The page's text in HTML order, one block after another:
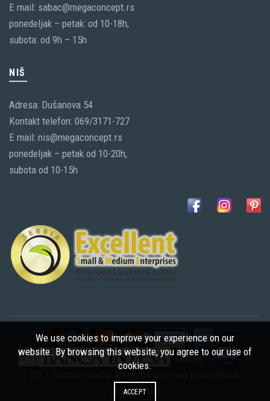
E mail: sabac@megaconcept.rs
ponedeljak – petak: od 10-18h;
subota: od 9h – 15h
NIŠ
Adresa: Dušanova 54
Kontakt telefon: 069/3171-727
E mail: nis@megaconcept.rs
ponedeljak – petak od 10-20h,
subota od 10-15h
©
Optimizacija
We use cookies to improve your experience on our
website. By browsing this website, you agree to our use of
cookies.
ACCEPT